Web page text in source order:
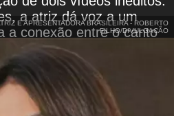
a atriz dá voz a um
a conexão entre o canto
da floresta e os efeitos
ambiental. A
a participação do
Munduruku como
E APRESENTADORA BRASILEIRA - ROBERTO
FILHO/DIVULGACÃO